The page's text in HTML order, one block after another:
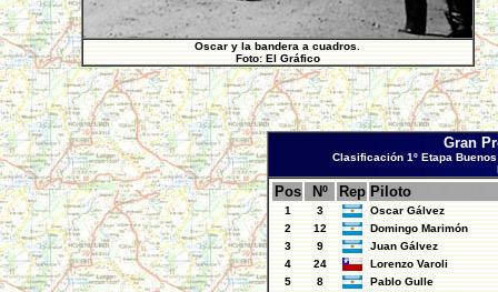
Oscar y la bandera a cuadros.
Foto: El Gráfico
Gran
Clasificación 1º Etapa
Pos Nº Rep Piloto
1 3
Oscar Gálvez
2
12
Domingo Marimón
3
9
Juan Gálvez
4
24
Lorenzo Varoli
5
8
Pablo Gulle